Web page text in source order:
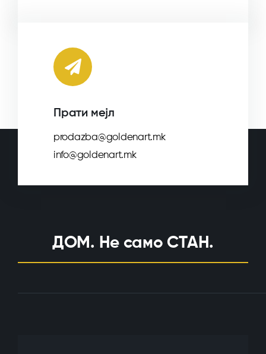
Прати мејл
prodazba@goldenart.mk
info@goldenart.mk
ДОМ. Не само СТАН.